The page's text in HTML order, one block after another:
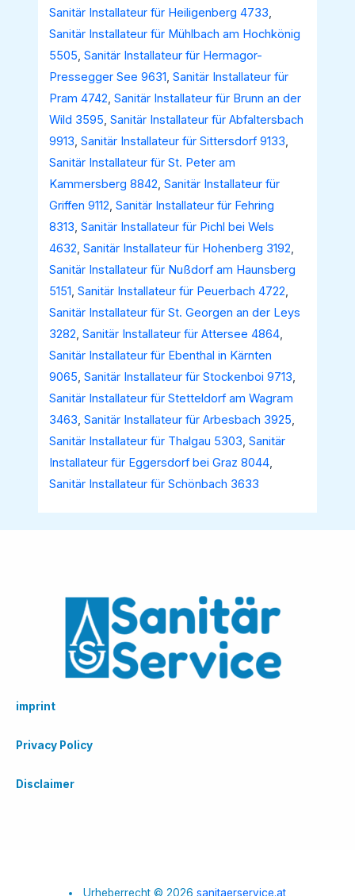
Sanitär Installateur für Heiligenberg 4733,
Sanitär Installateur für Mühlbach am Hochkönig
5505,Sanitär Installateur für Hermagor-
Pressegger See 9631,Sanitär Installateur für
Pram 4742,Sanitär Installateur für Brunn an der
Wild 3595,Sanitär Installateur für Abfaltersbach
9913,Sanitär Installateur für Sittersdorf 9133,
Sanitär Installateur für St. Peter am
Kammersberg 8842,Sanitär Installateur für
Griffen 9112,Sanitär Installateur für Fehring
8313,Sanitär Installateur für Pichl bei Wels
4632,Sanitär Installateur für Hohenberg 3192,
Sanitär Installateur für Nußdorf am Haunsberg
5151,Sanitär Installateur für Peuerbach 4722,
Sanitär Installateur für St. Georgen an der Leys
3282,Sanitär Installateur für Attersee 4864,
Sanitär Installateur für Ebenthal in Kärnten
9065,Sanitär Installateur für Stockenboi 9713,
Sanitär Installateur für Stetteldorf am Wagram
3463,Sanitär Installateur für Arbesbach 3925,
Sanitär Installateur für Thalgau 5303,Sanitär
Installateur für Eggersdorf bei Graz 8044,
Sanitär Installateur für Schönbach 3633
imprint
Privacy Policy
Disclaimer
Urheberrecht © 2026sanitaerservice.at